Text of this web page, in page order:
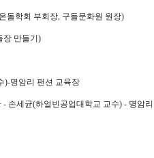
돌학회 부회장, 구들문화원 원장)
장 만들기)
)-명암리 팬션 교육장
손세균(하얼빈공업대학교 교수) - 명암